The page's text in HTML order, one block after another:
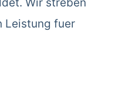
Leistung fuer